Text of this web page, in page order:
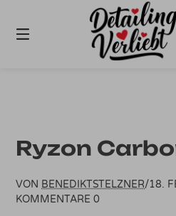
Inhalt
Ryzon
VON BENEDIKTSTELZNER/18.
KOMMENTARE 0